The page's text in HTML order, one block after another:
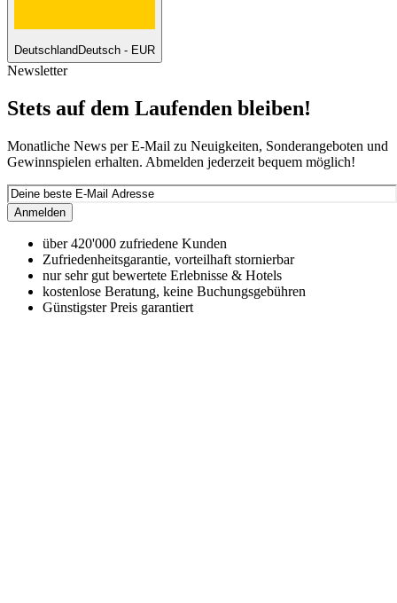
Deutschland Deutsch - EUR
Newsletter
Stets auf dem Laufenden bleiben!
Monatliche News per E-Mail zu Neuigkeiten, Sonderangeboten und
Gewinnspielen erhalten. Abmelden jederzeit bequem möglich!
Anmelden
über 420'000 zufriedene Kunden
Zufriedenheitsgarantie, vorteilhaft stornierbar
nur sehr gut bewertete Erlebnisse & Hotels
kostenlose Beratung, keine Buchungsgebühren
Günstigster Preis garantiert